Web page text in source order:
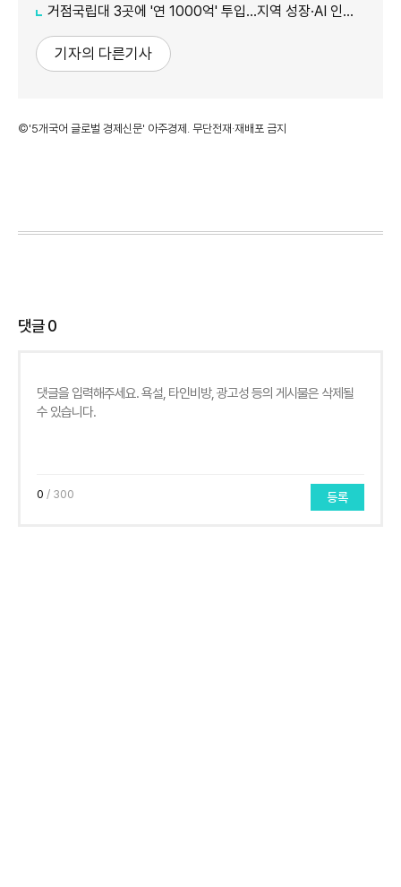
거점국립대 3곳에 '연 1000억' 투입…지역 성장·AI 인재 거점 육성
기자의 다른기사
©'5개국어 글로벌 경제신문' 아주경제. 무단전재·재배포 금지
댓글0
0 / 300 등록